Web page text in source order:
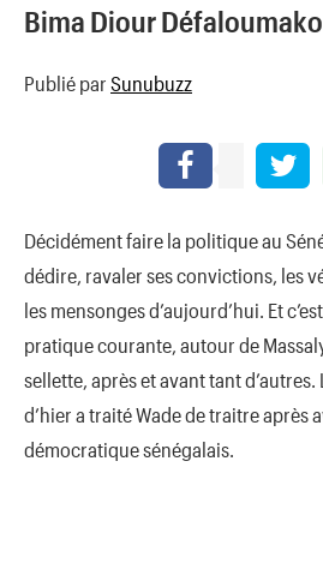
Bima Diour
Publié par Sunubuzz
Décidément faire la politique au
dédire, ravaler ses convictions, les
les mensonges d’aujourd’hui. Et
pratique courante, autour de
sellette, après et avant tant
d’hier a traité Wade de traitre après
démocratique sénégalais.